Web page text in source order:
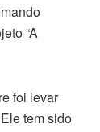
“A
foi levar
tem sido